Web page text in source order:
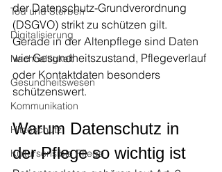
Tod und Sterben
Digitalisierung
Nachhaltigkeit
Gesundheitswesen
Kommunikation
Hitzeschutz
Kultursensible Pflege
der Datenschutz-Grundverordnung
(DSGVO) strikt zu schützen gilt.
Gerade in der Altenpflege sind Daten
wie Gesundheitszustand, Pflegeverlauf
oder Kontaktdaten besonders
schützenswert.
Warum Datenschutz in
der Pflege so wichtig ist